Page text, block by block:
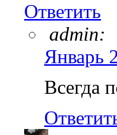
Ответить
admin:
Январь
Всегда